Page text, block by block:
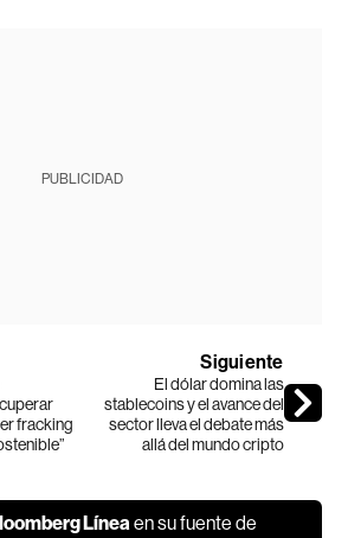
PUBLICIDAD
fracking
Siguiente
El dólar domina las
stablecoins y el avance del
sector lleva el debate más
allá del mundo cripto
Líneaen su fuente de